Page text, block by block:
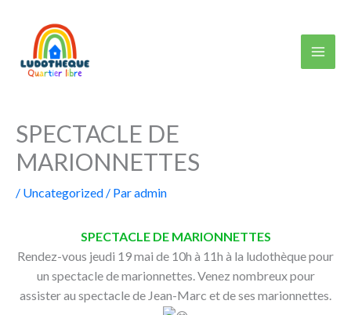
contenu
SPECTACLE DE
MARIONNETTES
/ Uncategorized / Paradmin
SPECTACLE DE MARIONNETTES
Rendez-vous jeudi 19 mai de 10h à 11h à la ludothèque pour
un spectacle de marionnettes. Venez nombreux pour
assister au spectacle de Jean-Marc et de ses marionnettes.